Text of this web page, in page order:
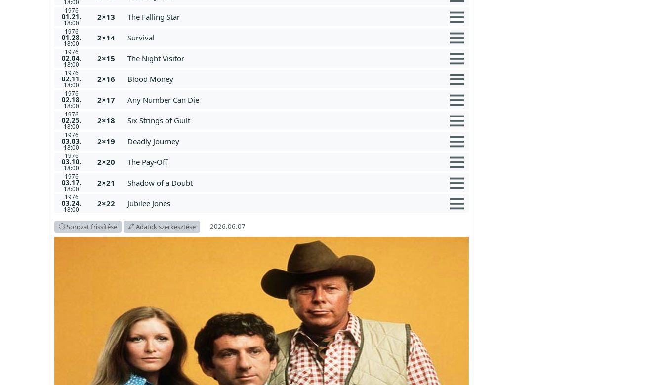
18:00
1976
01.21.
18:00
2×13 The Falling Star
1976
01.28.
18:00
2×14 Survival
1976
02.04.
18:00
2×15 The Night Visitor
1976
02.11.
18:00
2×16 Blood Money
1976
02.18.
18:00
2×17 Any Number Can Die
1976
02.25.
18:00
2×18 Six Strings of Guilt
1976
03.03.
18:00
2×19 Deadly Journey
1976
03.10.
18:00
2×20 The Pay-Off
1976
03.17.
18:00
2×21 Shadow of a Doubt
1976
03.24.
18:00
2×22 Jubilee Jones
Sorozat frissítése Adatok szerkesztése 2026.06.07